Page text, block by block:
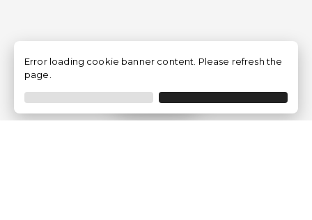
Filtrar
Error loading cookie banner content. Please refresh the
page.